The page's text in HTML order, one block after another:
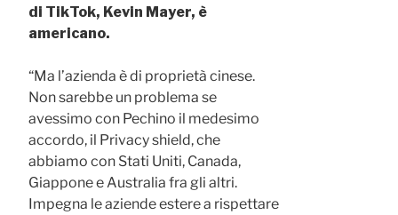
di TikTok, Kevin Mayer, è
americano.
“Ma l’azienda è di proprietà cinese.
Non sarebbe un problema se
avessimo con Pechino il medesimo
accordo, il Privacy shield, che
abbiamo con Stati Uniti, Canada,
Giappone e Australia fra gli altri.
Impegna le aziende estere a rispettare